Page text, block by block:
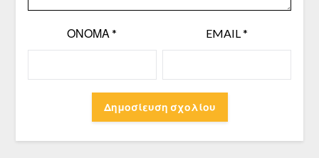
ΌΝΟΜΑ* EMAIL*